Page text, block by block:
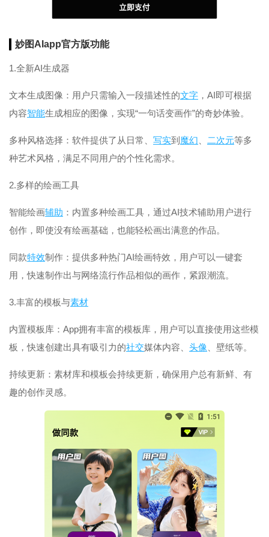
妙图AIapp官方版功能
1.全新AI生成器
文本生成图像：用户只需输入一段描述性的文字 ，AI即可根据
内容智能生成相应的图像，实现“一句话变画作”的奇妙体验。
多种风格选择：软件提供了从日常、 写实到 魔幻 二次元等多
种艺术风格，满足不同用户的个性化需求。
2.多样的绘画工具
智能绘画辅助 ：内置多种绘画工具，通过AI技术辅助用户进行
创作，即使没有绘画基础，也能轻松画出满意的作品。
同款特效制作：提供多种热门AI绘画特效，用户可以一键套
用，快速制作出与网络流行作品相似的画作，紧跟潮流。
3.丰富的模板与素材
内置模板库：App拥有丰富的模板库，用户可以直接使用这些模
板，快速创建出具有吸引力的社交媒体内容、 头像 、壁纸等。
持续更新：素材库和模板会持续更新，确保用户总有新鲜、有
趣的创作灵感。